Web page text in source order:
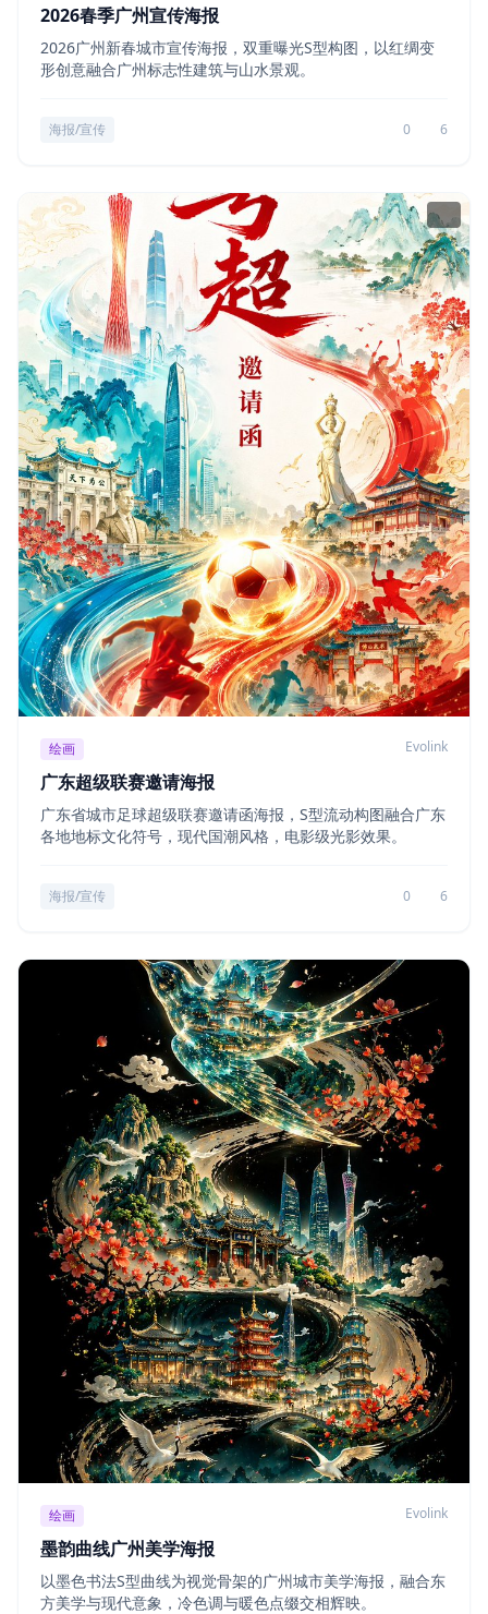
2026春季广州宣传海报
2026广州新春城市宣传海报，双重曝光S型构图，以红绸变
形创意融合广州标志性建筑与山水景观。
海报/宣传 0 6
绘画 Evolink
广东超级联赛邀请海报
广东省城市足球超级联赛邀请函海报，S型流动构图融合广东
各地地标文化符号，现代国潮风格，电影级光影效果。
海报/宣传 0 6
绘画 Evolink
墨韵曲线广州美学海报
以墨色书法S型曲线为视觉骨架的广州城市美学海报，融合东
方美学与现代意象，冷色调与暖色点缀交相辉映。